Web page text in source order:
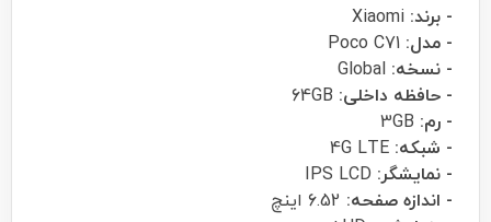
- برند:
- مدل:
- نسخه:
- حافظه داخلی:
- رم:
- شبکه:
- نمایشگر:
- اندازه صفحه: